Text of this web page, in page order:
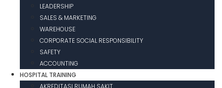
LEADERSHIP
SALES & MARKETING
WAREHOUSE
CORPORATE SOCIAL RESPONSIBILITY
SAFETY
ACCOUNTING
HOSPITAL TRAINING